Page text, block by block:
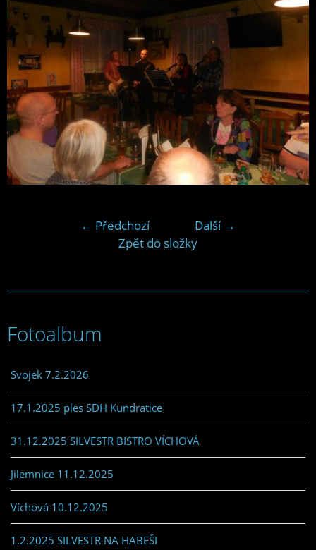
← Předchozí
Další →
Zpět do složky
Fotoalbum
Svojek 7.2.2026
17.1.2025 ples SDH Kundratice
31.12.2025 SILVESTR BISTRO VÍCHOVÁ
Jilemnice 11.12.2025
Víchová 10.12.2025
1.2.2025 SILVESTR NA HABEŠI